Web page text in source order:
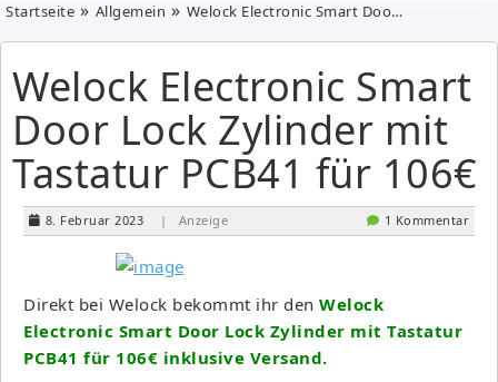
Startseite Allgemein Welock Electronic Smart Door Lock Zylinder mit Tastatur PCB41 für 106€
Welock Electronic Smart
Door Lock Zylinder mit
Tastatur PCB41 für 106€
8. Februar 2023 | Anzeige 1 Kommentar
Direkt bei Welock bekommt ihr den Welock
Electronic Smart Door Lock Zylinder mit Tastatur
PCB41 für 106€ inklusive Versand.